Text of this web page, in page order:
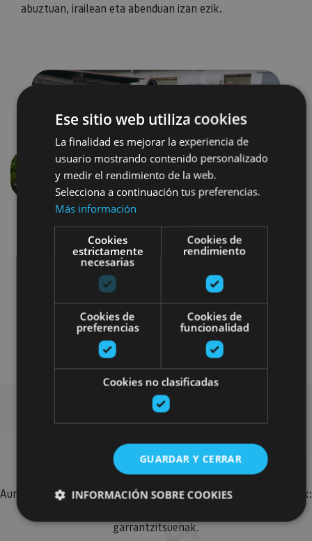
abuztuan, irailean eta abenduan izan ezik.
Aurrekoa
Plan disponible para todo el público
Bilatu plan gehiago
Aurkitu zure bidaia Nafarroan osatzeko planak eta iradokizunak:
garrantzitsuenak.
Ese sitio web utiliza cookies
La finalidad es mejorar la experiencia de
usuario mostrando contenido personalizado
y medir el rendimiento de la web.
Selecciona a continuación tus preferencias.
Más información
Cookies
estrictamente
necesarias
Cookies de
rendimiento
Cookies de
preferencias
Cookies de
funcionalidad
Cookies no clasificadas
GUARDAR Y CERRAR
INFORMACIÓN SOBRE COOKIES